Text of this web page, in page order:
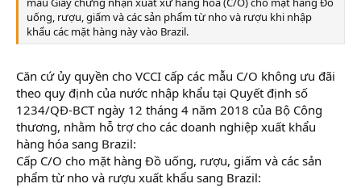
uống, rượu, giấm và các sản phẩm từ nho và rượu khi nhập
khẩu các mặt hàng này vào Brazil.
Căn cứ ủy quyền cho VCCI cấp các mẫu C/O không ưu đãi
theo quy định của nước nhập khẩu tại Quyết định số
1234/QĐ-BCT ngày 12 tháng 4 năm 2018 của Bộ Công
thương, nhằm hỗ trợ cho các doanh nghiệp xuất khẩu
hàng hóa sang Brazil:
Cấp C/O cho mặt hàng Đồ uống, rượu, giấm và các sản
phẩm từ nho và rượu xuất khẩu sang Brazil: